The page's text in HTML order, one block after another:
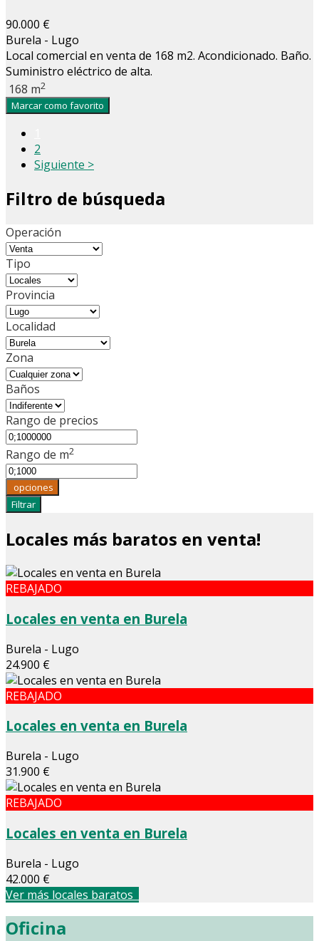
90.000 €
Burela - Lugo
Local comercial en venta de 168 m2. Acondicionado. Baño.
Suministro eléctrico de alta.
168 m2
Marcar como favorito
2
Siguiente >
Filtro de búsqueda
Operación
Tipo
Provincia
Localidad
Zona
Baños
Rango de precios
Rango de m2
opciones
Filtrar
Locales más baratos en venta!
REBAJADO
Locales en venta en Burela
Burela - Lugo
24.900 €
REBAJADO
Locales en venta en Burela
Burela - Lugo
31.900 €
REBAJADO
Locales en venta en Burela
Burela - Lugo
42.000 €
Ver más locales baratos
Oficina